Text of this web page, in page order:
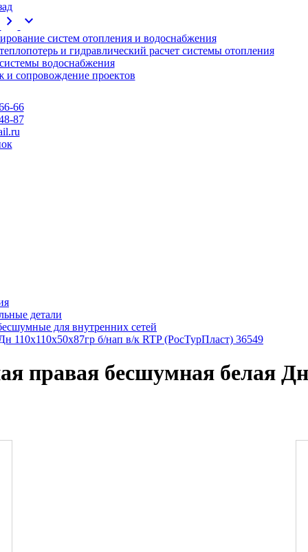
chevron_right expand_more
систем отопления и водоснабжения
и гидравлический расчет системы отопления
водоснабжения
и сопровождение проектов
66
87
детали
для внутренних сетей
110х110х50х87гр б/нап в/к RTP (РосТурПласт) 36549
правая бесшумная белая